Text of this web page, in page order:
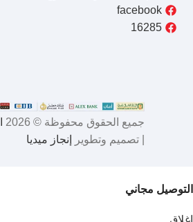
facebook
16285
جميع الحقوق محفوظة © 2026
| تصميم وتطوير
إنجاز ميديا
التوصيل مجاني
اغلاق